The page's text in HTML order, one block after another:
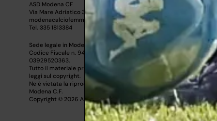
ASD Modena CF
Via Mare Adriatico 300 – 41122 – Modena
modenacalciofemminile@gmail.com
Tel. 335 1813384
Sede legale in Modena (MO) – Via Bellini n.70
Codice Fiscale n. 94205650362 – Partita IVA n.
03929520363.
Tutto il materiale presente su questo sito è Protetto dalle
leggi sul copyright.
Ne è vietata la riproduzione senza l’autorizzazione di ASD
Modena C.F.
Copyright © 2026 ASD Modena C.F.